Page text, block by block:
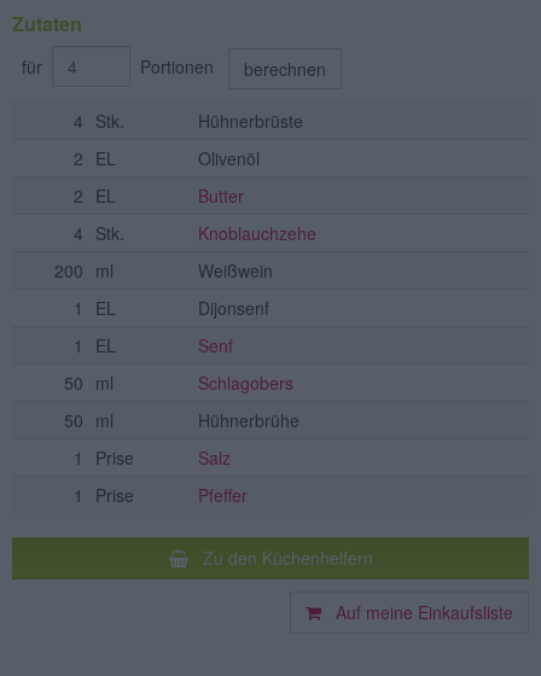
Zutaten
für Portionen berechnen
4 Stk.
Hühnerbrüste
2 EL
Olivenöl
2 EL
Butter
4 Stk.
Knoblauchzehe
200 ml
Weißwein
1
EL
Dijonsenf
1
EL
Senf
50 ml
Schlagobers
50 ml
Hühnerbrühe
1
Prise
Salz
1
Prise Pfeffer
Zu den Küchenhelfern
Auf meine Einkaufsliste